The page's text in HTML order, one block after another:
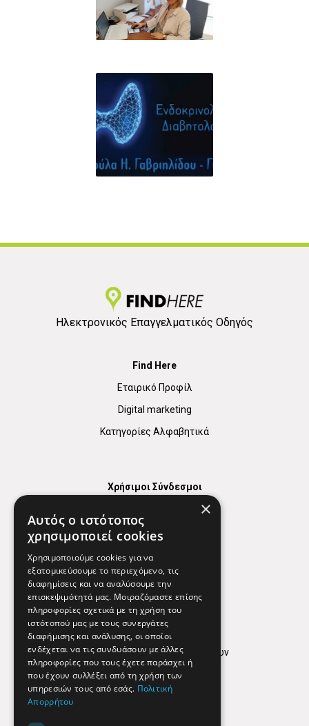
Ηλεκτρονικός Επαγγελματικός Οδηγός
Find Here
Εταιρικό Προφίλ
Digital marketing
Κατηγορίες Αλφαβητικά
Χρήσιμοι Σύνδεσμοι
Χρήσιμα Τηλέφωνα
Εφημερεύοντα Φαρμακεία
Απόρρητο
Όροι Χρήσης
Πολιτική προστασίας δεδομένων
Findhere
×
Αυτός ο ιστότοπος
χρησιμοποιεί cookies
Χρησιμοποιούμε cookies για να
εξατομικεύσουμε το περιεχόμενο, τις
διαφημίσεις και να αναλύσουμε την
επισκεψιμότητά μας. Μοιραζόμαστε επίσης
πληροφορίες σχετικά με τη χρήση του
ιστότοπού μας με τους συνεργάτες
διαφήμισης και ανάλυσης, οι οποίοι
ενδέχεται να τις συνδυάσουν με άλλες
πληροφορίες που τους έχετε παράσχει ή
που έχουν συλλέξει από τη χρήση των
υπηρεσιών τους από εσάς. Πολιτική
Απορρήτου